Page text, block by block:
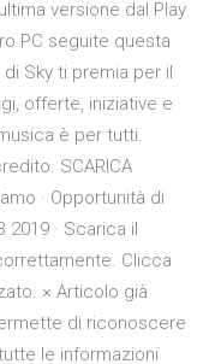
versione dal Play
PC seguite questa
Sky ti premia per il
offerte, iniziative e
è per tutti.
SCARICA
· Opportunità di
· Scarica il
Clicca
× Articolo già
di riconoscere
le informazioni